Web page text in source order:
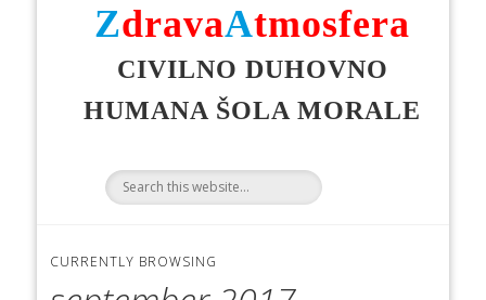
ZdravaAtmosfera
CIVILNO DUHOVNO
HUMANA ŠOLA MORALE
CURRENTLY BROWSING